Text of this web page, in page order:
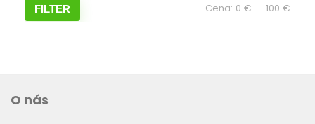
FILTER Cena: 0 € — 100 €
O nás